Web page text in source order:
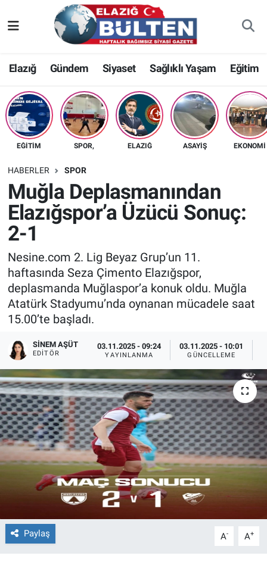
Elazığ Gündem Siyaset Sağlıklı Yaşam Eğitim
EĞITIM SPOR, ELAZIĞ ASAYIŞ EKONOMI
HABERLER SPOR
Muğla Deplasmanından
Elazığspor’a Üzücü Sonuç:
2-1
Nesine.com 2. Lig Beyaz Grup’un 11.
haftasında Seza Çimento Elazığspor,
deplasmanda Muğlaspor’a konuk oldu. Muğla
Atatürk Stadyumu’nda oynanan mücadele saat
15.00’te başladı.
SINEM AŞÜT
EDITÖR
03.11.2025 - 09:24
YAYINLANMA
03.11.2025 - 10:01
GÜNCELLEME
Paylaş A- A+
Asayiş
Bilim-Teknoloji
Eğitim
Ekonomi
Elazığ
Gündem
Kültür-Sanat
Sağlık
Sağlıklı Yaşam
Siyaset
Spor
Yaşam
Nöbetçi Eczaneler
Hava Durumu
Namaz Vakitleri
Trafik Durumu
Süper Lig Puan Durumu ve Fikstür
Tüm Manşetler
Son Dakika Haberleri
Haber Arşivi